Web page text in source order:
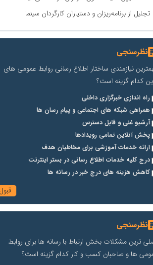
تجلیل از برنامه‌ریزان و دستیاران کارگردان سینما
نظرسنجی
نیازمندی ساختار اطلاع رسانی روابط عمومی های
کدام گزینه است؟
راه اندازی خبرگزاری داخلی
همراهی شبکه های اجتماعی و پیام رسان ها
آرشیو غنی و قابل دسترس
پخش آنلاین تمامی رویدادها
ارائه خدمات آموزشی برای مخاطیان هدف
درج کلیه خدمات اطلاع رسانی در بستر اینترنت
کاهش هزینه های درج خبر در رسانه ها
نظرسنجی
ترین مشکلات بخش ارتباط با رسانه ها برای روابط
ها و صاحبان کسب و کار کدام گزینه است؟